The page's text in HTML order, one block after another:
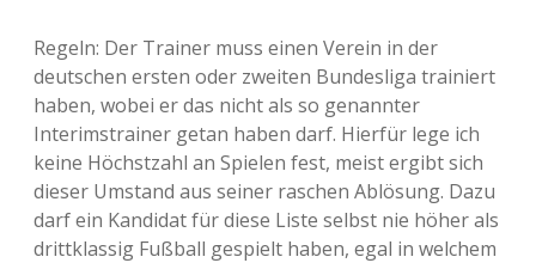
Regeln: Der Trainer muss einen Verein in der
deutschen ersten oder zweiten Bundesliga trainiert
haben, wobei er das nicht als so genannter
Interimstrainer getan haben darf. Hierfür lege ich
keine Höchstzahl an Spielen fest, meist ergibt sich
dieser Umstand aus seiner raschen Ablösung. Dazu
darf ein Kandidat für diese Liste selbst nie höher als
drittklassig Fußball gespielt haben, egal in welchem